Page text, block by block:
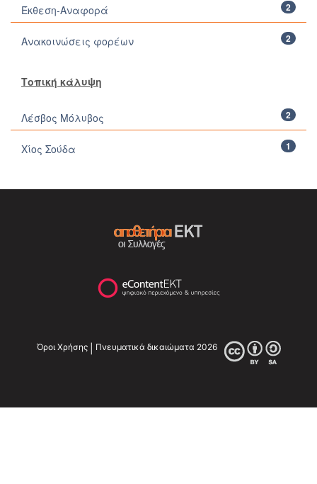
2
Έκθεση-Αναφορά
2
Ανακοινώσεις φορέων
Τοπική κάλυψη
2
Λέσβος Μόλυβος
1
Χίος Σούδα